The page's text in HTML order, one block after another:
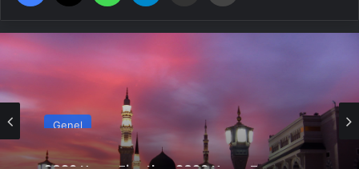
Genel
2026 Umre Fiyatları 2026 Umre Tur
Fiyatları ve Umre Ne Kadar